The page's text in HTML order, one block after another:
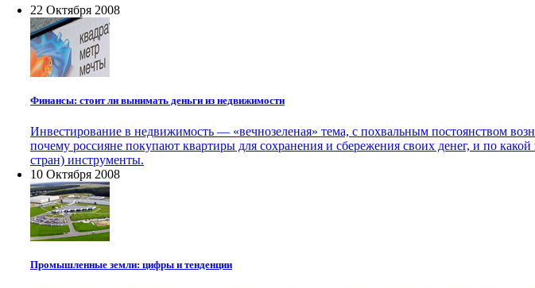
22 Октября 2008
Финансы: стоит ли вынимать деньги из недвижимости
Инвестирование в недвижимость — «вечнозеленая» тема, с похвальным постоянством
почему россияне покупают квартиры для сохранения и сбережения своих денег, и по
стран) инструменты.
10 Октября 2008
Промышленные земли: цифры и тенденции